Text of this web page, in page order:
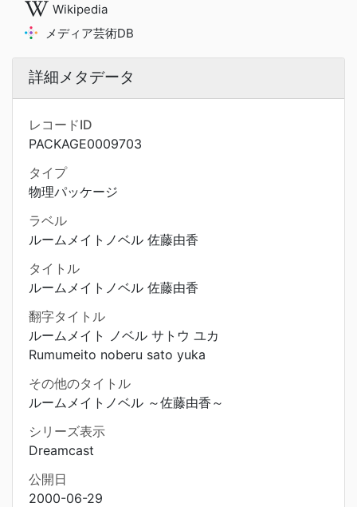
Wikipedia
メディア芸術DB
詳細メタデータ
レコードID
PACKAGE0009703
タイプ
物理パッケージ
ラベル
ルームメイトノベル 佐藤由香
タイトル
ルームメイトノベル 佐藤由香
翻字タイトル
ルームメイト ノベル サトウ ユカ
Rumumeito noberu sato yuka
その他のタイトル
ルームメイトノベル ～佐藤由香～
シリーズ表示
Dreamcast
公開日
2000-06-29